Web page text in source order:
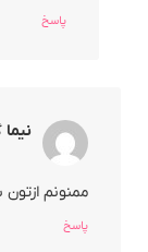
پاسخ
نیما
ممنونم
پاسخ